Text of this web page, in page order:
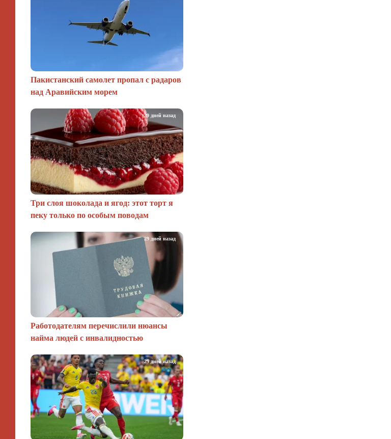
Пакистанский самолет пропал с радаров
над Аравийским морем
Три слоя шоколада и ягод: этот торт я
пеку только по особым поводам
29 дней назад
Работодателям перечислили нюансы
найма людей с инвалидностью
29 дней назад
29 дней назад